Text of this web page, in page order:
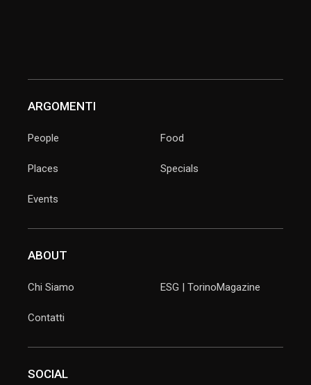
ARGOMENTI
People
Places
Events
Food
Specials
ABOUT
Chi Siamo
Contatti
ESG | TorinoMagazine
SOCIAL